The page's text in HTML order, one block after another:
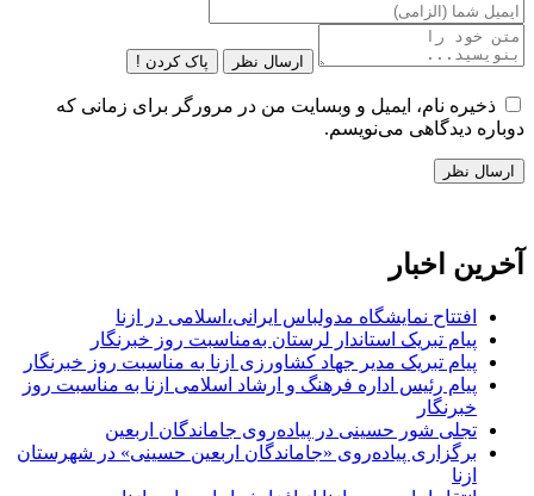
ارسال نظر پاک کردن !
ذخیره نام، ایمیل و وبسایت من در مرورگر برای زمانی که
دوباره دیدگاهی می‌نویسم.
آخرین اخبار
افتتاح نمایشگاه مدولباس ایرانی،اسلامی در ازنا
پیام تبریک استاندار لرستان به‌مناسبت روز خبرنگار
پیام تبریک مدیر جهاد کشاورزی ازنا به مناسبت روز خبرنگار
پیام رئیس اداره فرهنگ و ارشاد اسلامی ازنا به مناسبت روز
خبرنگار
تجلی شور حسینی در پیاده‌روی جاماندگان اربعین
برگزاری پیاده‌روی «جاماندگان اربعین حسینی» در شهرستان
ازنا